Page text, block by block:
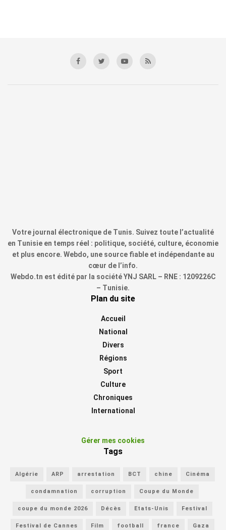
Votre journal électronique de Tunis. Suivez toute l’actualité
en Tunisie en temps réel : politique, société, culture, économie
et plus encore. Webdo, une source fiable et indépendante au
cœur de l’info.
Webdo.tn est édité par la société YNJ SARL – RNE : 1209226C
– Tunisie.
Plan du site
Accueil
National
Divers
Régions
Sport
Culture
Chroniques
International
Gérer mes cookies
Tags
Algérie ARP arrestation BCT chine Cinéma
condamnation corruption Coupe du Monde
coupe du monde 2026 Décès Etats-Unis Festival
Festival de Cannes Film football france Gaza